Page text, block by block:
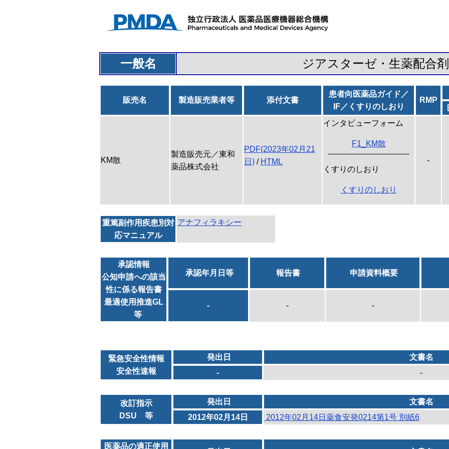
一般名 ジアスターゼ・生薬配合剤
販売名 製造販売業者等 添付文書
患者向医薬品ガイド／
IF／くすりのしおり
RMP
KM散
製造販売元／東和
薬品株式会社
PDF(2023年02月21
日) / HTML
インタビューフォーム
F1_KM散
くすりのしおり
くすりのしおり
-
重篤副作用疾患別対
応マニュアル
アナフィラキシー
承認情報
公知申請への該当
性に係る報告書
最適使用推進GL
等
承認年月日等 報告書 申請資料概要
- - -
緊急安全性情報
安全性速報
発出日
文書名
-
-
改訂指示
DSU 等
発出日
文書名
2012年02月14日
2012年02月14日薬食安発0214第1号 別紙6
医薬品の適正使用